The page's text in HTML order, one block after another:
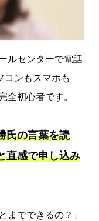
ルセンターで電話
コンもスマホも
全初心者です。
氏の言葉を読
直感で申し込み
までできるの？」